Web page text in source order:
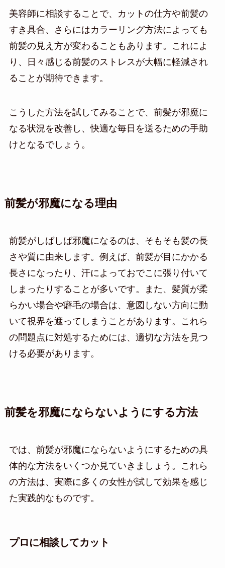
美容師に相談することで、カットの仕方や前髪の
すき具合、さらにはカラーリング方法によっても
前髪の見え方が変わることもあります。これによ
り、日々感じる前髪のストレスが大幅に軽減され
ることが期待できます。
こうした方法を試してみることで、前髪が邪魔に
なる状況を改善し、快適な毎日を送るための手助
けとなるでしょう。
前髪が邪魔になる理由
前髪がしばしば邪魔になるのは、そもそも髪の長
さや質に由来します。例えば、前髪が目にかかる
長さになったり、汗によっておでこに張り付いて
しまったりすることが多いです。また、髪質が柔
らかい場合や癖毛の場合は、意図しない方向に動
いて視界を遮ってしまうことがあります。これら
の問題点に対処するためには、適切な方法を見つ
ける必要があります。
前髪を邪魔にならないようにする方法
では、前髪が邪魔にならないようにするための具
体的な方法をいくつか見ていきましょう。これら
の方法は、実際に多くの女性が試して効果を感じ
た実践的なものです。
プロに相談してカット